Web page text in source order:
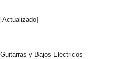
y Bajos Electricos